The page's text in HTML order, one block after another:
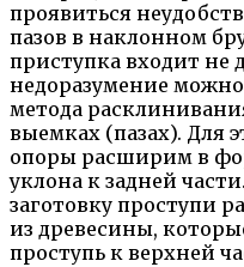
проявиться
пазов в наклонном
приступка входит не
недоразумение
метода
выемках (пазах). Для
опоры расширим в
уклона к задней
заготовку проступи
из древесины,
проступь к верхней